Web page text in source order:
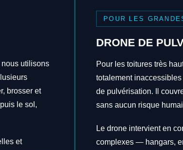
utilisons
brosser et
le sol,
et
POUR LES
DRONE DE
Pour les toitures très
totalement
de pulvérisation. Il
sans aucun risque
Le drone intervient en
complexes — hangars,